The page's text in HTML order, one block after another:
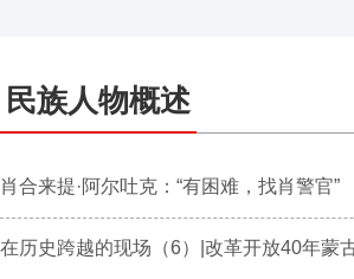
民族人物概述
肖合来提·阿尔吐克：“有困难，找肖警官”
在历史跨越的现场（6）|改革开放40年蒙